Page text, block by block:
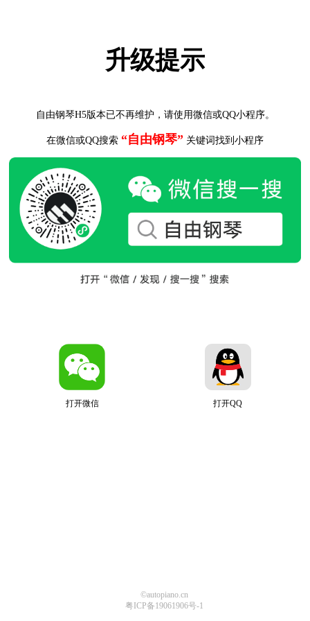
升级提示
自由钢琴H5版本已不再维护，请使用微信或QQ小程序。
在微信或QQ搜索 “自由钢琴” 关键词找到小程序
打开微信 打开QQ
©autopiano.cn
粤ICP备19061906号-1